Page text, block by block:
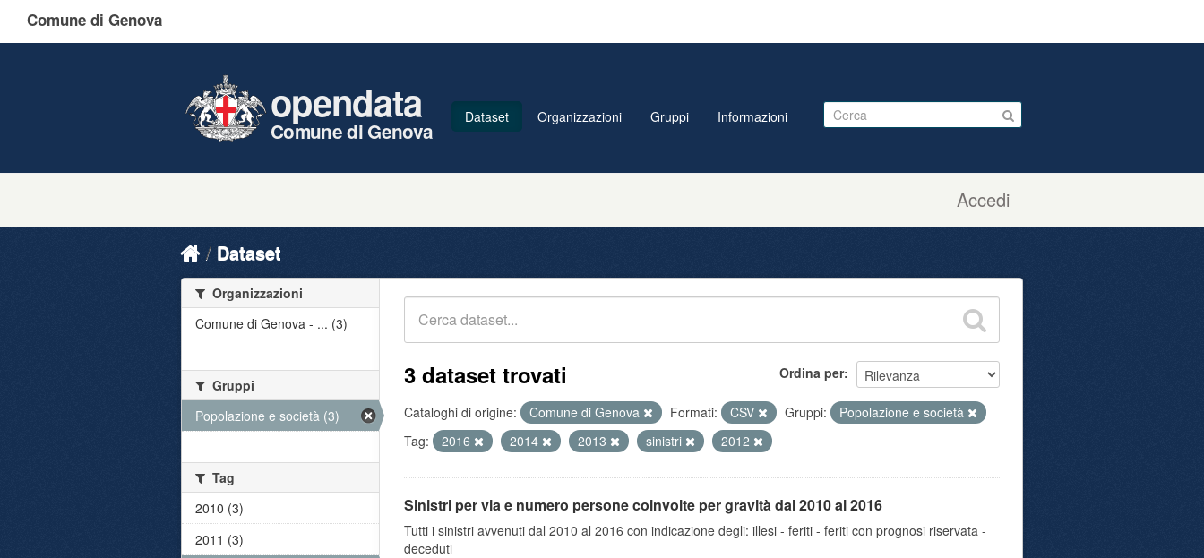
Comune di Genova
Accedi
opendata
Comune di Genova
Dataset Organizzazioni Gruppi Informazioni
Dataset
Ordina per
3 dataset trovati
Cataloghi di origine: Comune di Genova Formati: CSV Gruppi:
Popolazione e società
Tag:
2016 2014 2013 sinistri 2012
Sinistri per via e numero persone coinvolte per gravità dal 2010 al 2016
Tutti i sinistri avvenuti dal 2010 al 2016 con indicazione degli: illesi - feriti - feriti con prognosi riservata -
deceduti
Organizzazioni
Comune di Genova - ... (3)
Gruppi
Popolazione e società (3)
Tag
2010 (3)
2011 (3)